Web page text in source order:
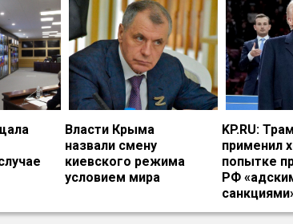
Власти Крыма
назвали смену
киевского режима
условием мира
KP.RU:
применил
попытке
РФ